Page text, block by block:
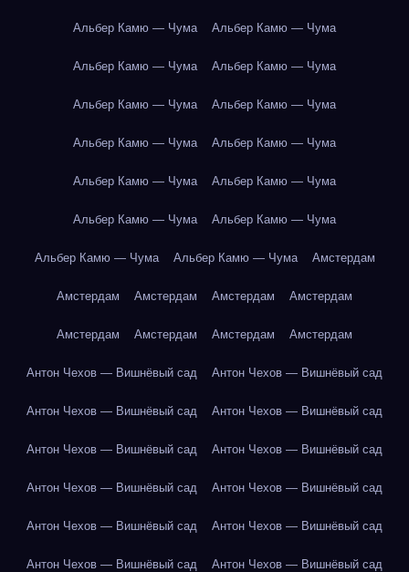
Альбер Камю — Чума Альбер Камю — Чума
Альбер Камю — Чума Альбер Камю — Чума
Альбер Камю — Чума Альбер Камю — Чума
Альбер Камю — Чума Альбер Камю — Чума
Альбер Камю — Чума Альбер Камю — Чума
Альбер Камю — Чума Альбер Камю — Чума
Альбер Камю — Чума Альбер Камю — Чума Амстердам
Амстердам Амстердам Амстердам Амстердам
Амстердам Амстердам Амстердам Амстердам
Антон Чехов — Вишнёвый сад Антон Чехов — Вишнёвый сад
Антон Чехов — Вишнёвый сад Антон Чехов — Вишнёвый сад
Антон Чехов — Вишнёвый сад Антон Чехов — Вишнёвый сад
Антон Чехов — Вишнёвый сад Антон Чехов — Вишнёвый сад
Антон Чехов — Вишнёвый сад Антон Чехов — Вишнёвый сад
Антон Чехов — Вишнёвый сад Антон Чехов — Вишнёвый сад